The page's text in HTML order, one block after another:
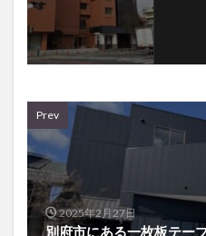
Prev
2025年2月27日
別府市にある一枚板テー